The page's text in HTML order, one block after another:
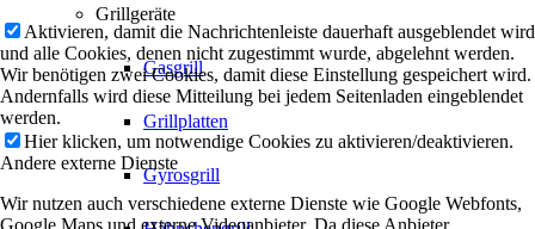
Grillgeräte
Gasgrill
Grillplatten
Gyrosgrill
Aktivieren, damit die Nachrichtenleiste dauerhaft ausgeblendet wird
und alle Cookies, denen nicht zugestimmt wurde, abgelehnt werden.
Wir benötigen zwei Cookies, damit diese Einstellung gespeichert wird.
Andernfalls wird diese Mitteilung bei jedem Seitenladen eingeblendet
werden.
Hier klicken, um notwendige Cookies zu aktivieren/deaktivieren.
Andere externe Dienste
Wir nutzen auch verschiedene externe Dienste wie Google Webfonts,
Google Maps und externe Videoanbieter. Da diese Anbieter